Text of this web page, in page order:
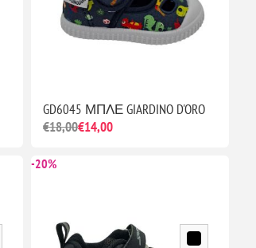
GD6045 ΜΠΛΕ GIARDINO D'ORO
€18,00€14,00
-20%